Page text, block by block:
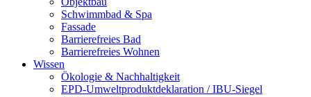
Schwimmbad & Spa
Fassade
Barrierefreies Bad
Barrierefreies Wohnen
Wissen
Ökologie & Nachhaltigkeit
EPD-Umweltproduktdeklaration / IBU-Siegel